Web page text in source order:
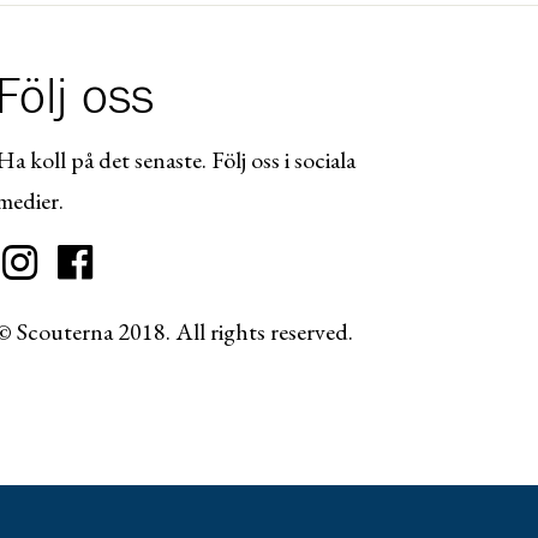
Följ oss
koll på det senaste. Följ oss i sociala
Scouterna 2018. All rights reserved.